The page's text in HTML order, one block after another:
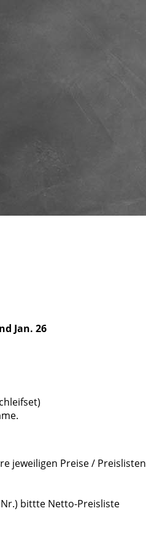
Jan. 26
jeweiligen Preise / Preislisten
bittte Netto-Preisliste